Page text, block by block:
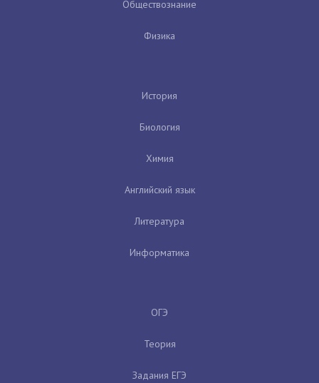
Обществознание
Физика
История
Биология
Химия
Английский язык
Литература
Информатика
ОГЭ
Теория
Задания ЕГЭ